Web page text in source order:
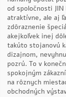
od spoločnosti
atraktívne, ale aj
zdôraznenie
akejkoľvek inej
takúto stojanovú
dizajnom,
pozrú. To v
spokojným
na rôznych
obchodných